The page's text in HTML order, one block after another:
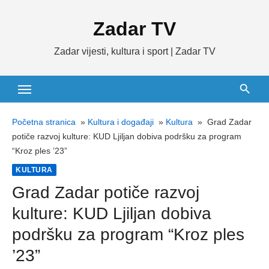
Zadar TV
Zadar vijesti, kultura i sport | Zadar TV
Početna stranica » Kultura i događaji » Kultura » Grad Zadar
potiče razvoj kulture: KUD Ljiljan dobiva podršku za program
“Kroz ples ’23”
KULTURA
Grad Zadar potiče razvoj
kulture: KUD Ljiljan dobiva
podršku za program “Kroz ples
’23”